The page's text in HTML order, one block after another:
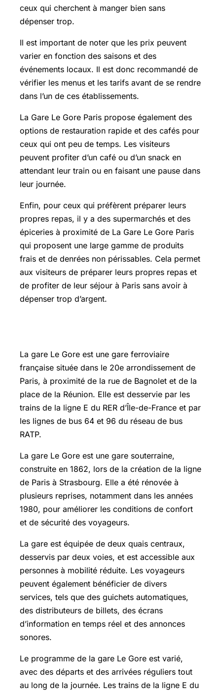
ceux qui cherchent à manger bien sans
dépenser trop.
Il est important de noter que les prix peuvent
varier en fonction des saisons et des
événements locaux. Il est donc recommandé de
vérifier les menus et les tarifs avant de se rendre
dans l’un de ces établissements.
La Gare Le Gore Paris propose également des
options de restauration rapide et des cafés pour
ceux qui ont peu de temps. Les visiteurs
peuvent profiter d’un café ou d’un snack en
attendant leur train ou en faisant une pause dans
leur journée.
Enfin, pour ceux qui préfèrent préparer leurs
propres repas, il y a des supermarchés et des
épiceries à proximité de La Gare Le Gore Paris
qui proposent une large gamme de produits
frais et de denrées non périssables. Cela permet
aux visiteurs de préparer leurs propres repas et
de profiter de leur séjour à Paris sans avoir à
dépenser trop d’argent.
La gare Le Gore est une gare ferroviaire
française située dans le 20e arrondissement de
Paris, à proximité de la rue de Bagnolet et de la
place de la Réunion. Elle est desservie par les
trains de la ligne E du RER d’Île-de-France et par
les lignes de bus 64 et 96 du réseau de bus
RATP.
La gare Le Gore est une gare souterraine,
construite en 1862, lors de la création de la ligne
de Paris à Strasbourg. Elle a été rénovée à
plusieurs reprises, notamment dans les années
1980, pour améliorer les conditions de confort
et de sécurité des voyageurs.
La gare est équipée de deux quais centraux,
desservis par deux voies, et est accessible aux
personnes à mobilité réduite. Les voyageurs
peuvent également bénéficier de divers
services, tels que des guichets automatiques,
des distributeurs de billets, des écrans
d’information en temps réel et des annonces
sonores.
Le programme de la gare Le Gore est varié,
avec des départs et des arrivées réguliers tout
au long de la journée. Les trains de la ligne E du